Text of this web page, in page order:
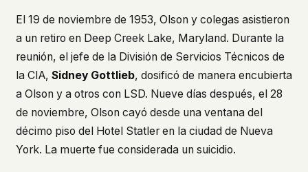
El 19 de noviembre de 1953, Olson y colegas asistieron
a un retiro en Deep Creek Lake, Maryland. Durante la
reunión, el jefe de la División de Servicios Técnicos de
la CIA, Sidney Gottlieb, dosificó de manera encubierta
a Olson y a otros con LSD. Nueve días después, el 28
de noviembre, Olson cayó desde una ventana del
décimo piso del Hotel Statler en la ciudad de Nueva
York. La muerte fue considerada un suicidio.